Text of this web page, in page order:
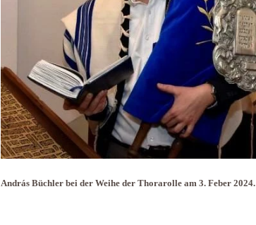
András Büchler bei der Weihe der Thorarolle am 3. Feber 2024.